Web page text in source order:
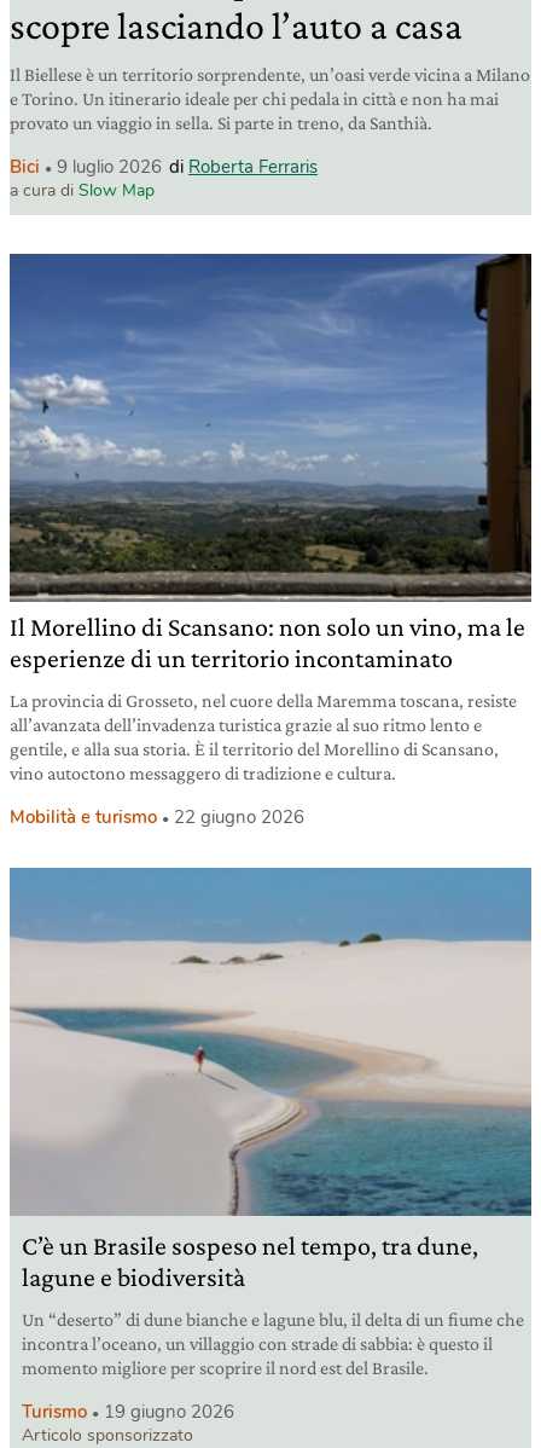
scopre lasciando l’auto a casa
Il Biellese è un territorio sorprendente, un’oasi verde vicina a Milano
e Torino. Un itinerario ideale per chi pedala in città e non ha mai
provato un viaggio in sella. Si parte in treno, da Santhià.
Bici 9 luglio 2026 di Roberta Ferraris
a cura di Slow Map
Il Morellino di Scansano: non solo un vino, ma le
esperienze di un territorio incontaminato
La provincia di Grosseto, nel cuore della Maremma toscana, resiste
all’avanzata dell’invadenza turistica grazie al suo ritmo lento e
gentile, e alla sua storia. È il territorio del Morellino di Scansano,
vino autoctono messaggero di tradizione e cultura.
Mobilità e turismo 22 giugno 2026
C’è un Brasile sospeso nel tempo, tra dune,
lagune e biodiversità
Un “deserto” di dune bianche e lagune blu, il delta di un fiume che
incontra l’oceano, un villaggio con strade di sabbia: è questo il
momento migliore per scoprire il nord est del Brasile.
Turismo 19 giugno 2026
Articolo sponsorizzato